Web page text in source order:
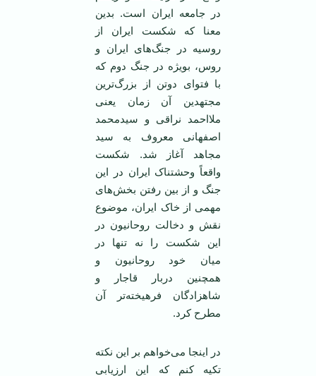
در جامعه ایران است. بدین
معنا که شکست ایران از
روسیه در جنگ‌های ایران و
روس، بویژه در جنگ دوم که
با فتوای دوتن از بزرگ‌ترین
مجتهدین آن زمان یعنی
ملااحمد نراقی و سیدمحمد
اصفهانی معروف به سید
مجاهد آغاز شد. شکست
واقعاً وحشتناک ایران در این
جنگ و از بین رفتن بخش‌های
مهمی از خاک ایران، موضوع
نقش و دخالت روحانیون در
این شکست را نه تنها در
میان خود روحانیون و
همچنین دربار قاجار و
شاهزادگان فرهیخته‌تر آن
مطرح کرد.
در اینجا می‌خواهم بر این نکته
تکیه کنم که این ارزیابی